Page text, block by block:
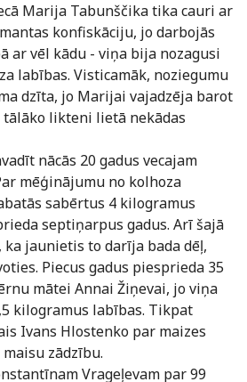
Marija Tabunščika tika cauri ar
konfiskāciju, jo darbojās
ar vēl kādu - viņa bija nozagusi
labības. Visticamāk, noziegumu
dzīta, jo Marijai vajadzēja barot
likteni lietā nekādas
nācās 20 gadus vecajam
mēģinājumu no kolhoza
sabērtus 4 kilogramus
septiņarpus gadus. Arī šajā
jaunietis to darīja bada dēļ,
Piecus gadus piesprieda 35
mātei Annai Žiņevai, jo viņa
kilogramus labības. Tikpat
Ivans Hlostenko par maizes
zādzību.
Vrageļevam par 99